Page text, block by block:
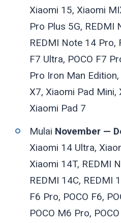
Xiaomi 15, Xiaomi
Pro Plus 5G, REDMI
REDMI Note 14 Pro,
F7 Ultra, POCO F7
Pro Iron Man Edition,
X7, Xiaomi Pad Mini,
Xiaomi Pad 7
Mulai November —
Xiaomi 14 Ultra,
Xiaomi 14T, REDMI
REDMI 14C, REDMI
F6 Pro, POCO F6,
POCO M6 Pro,